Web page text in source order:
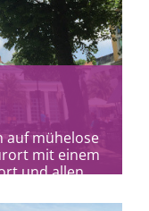
auf mühelose
mit einem
und allen